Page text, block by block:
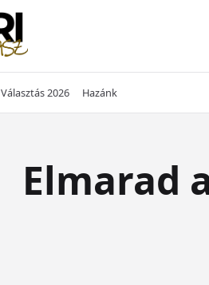
Választás 2026 Hazánk
Elmarad